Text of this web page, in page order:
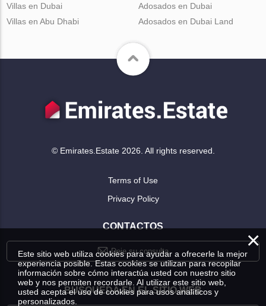
Villas en Dubai
Villas en Abu Dhabi
Adosados en Dubai
Adosados en Dubai Land
© Emirates.Estate 2026. All rights reserved.
Terms of Use
Privacy Policy
CONTACTOS
Deje su consulta
BÚSQUEDA EN EL SITIO WEB
×
Este sitio web utiliza cookies para ayudar a ofrecerle la mejor
experiencia posible. Estas cookies se utilizan para recopilar
información sobre cómo interactúa usted con nuestro sitio
web y nos permiten recordarle. Al utilizar este sitio web,
usted acepta el uso de cookies para usos analíticos y
personalizados.